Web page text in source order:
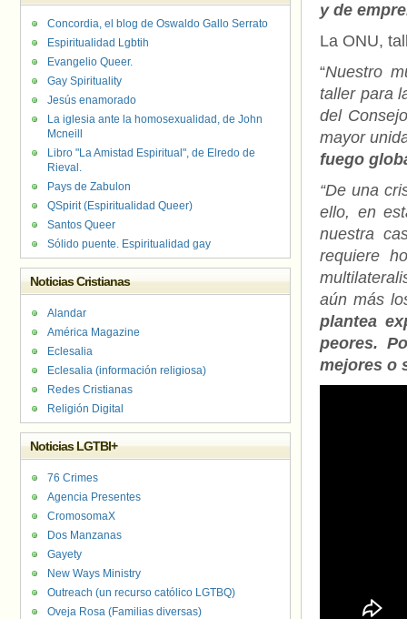
y de
La ONU,
“Nuestro
taller para
del
mayor
fuego
“De una
ello, en
nuestra
requiere
aún más
plantea
peores.
mejores o
Concordia, el blog de Oswaldo Gallo Serrato
Espiritualidad Lgbtih
Evangelio Queer.
Gay Spirituality
Jesús enamorado
La iglesia ante la homosexualidad, de John
Mcneill
Libro "La Amistad Espiritual", de Elredo de
Rieval.
Pays de Zabulon
QSpirit (Espiritualidad Queer)
Santos Queer
Sólido puente. Espiritualidad gay
Noticias Cristianas
Alandar
América Magazine
Eclesalia
Eclesalia (información religiosa)
Redes Cristianas
Religión Digital
Noticias LGTBI+
76 Crimes
Agencia Presentes
CromosomaX
Dos Manzanas
Gayety
New Ways Ministry
Outreach (un recurso católico LGTBQ)
Oveja Rosa (Familias diversas)